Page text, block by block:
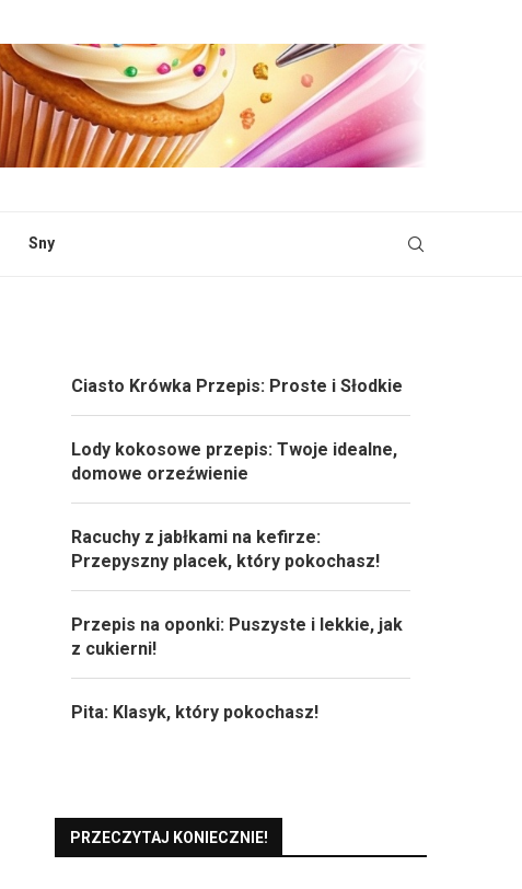
Sny
Ciasto Krówka Przepis: Proste i Słodkie
Lody kokosowe przepis: Twoje idealne,
domowe orzeźwienie
Racuchy z jabłkami na kefirze:
Przepyszny placek, który pokochasz!
Przepis na oponki: Puszyste i lekkie, jak
z cukierni!
Pita: Klasyk, który pokochasz!
PRZECZYTAJ KONIECZNIE!